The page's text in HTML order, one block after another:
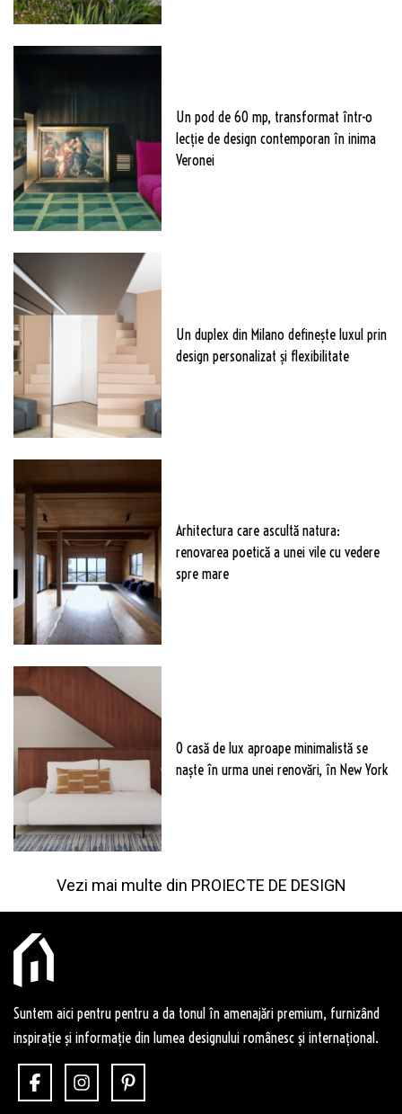
Un pod de 60 mp, transformat într-o
lecție de design contemporan în inima
Veronei
Un duplex din Milano definește luxul prin
design personalizat și flexibilitate
Arhitectura care ascultă natura:
renovarea poetică a unei vile cu vedere
spre mare
O casă de lux aproape minimalistă se
naște în urma unei renovări, în New York
Vezi mai multe din PROIECTE DE DESIGN
Suntem aici pentru pentru a da tonul în amenajări premium, furnizând
inspirație și informație din lumea designului românesc și internațional.